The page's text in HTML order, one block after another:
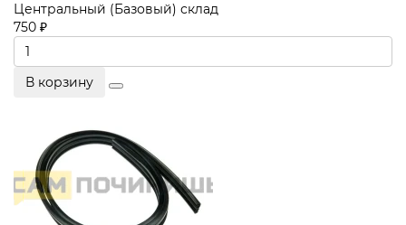
Центральный (Базовый) склад
750 ₽
В корзину